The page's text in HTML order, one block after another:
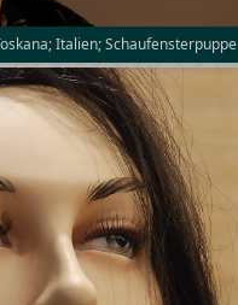
Italien; Schaufensterpuppe